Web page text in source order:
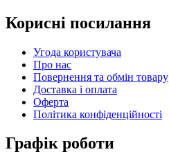
Корисні посилання
Угода користувача
Про нас
Повернення та обмін товару
Доставка і оплата
Оферта
Політика конфіденційності
Графік роботи